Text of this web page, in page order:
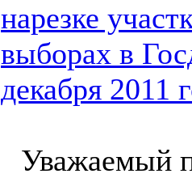
нарезке
выборах в
декабря 2011
Уважаемый